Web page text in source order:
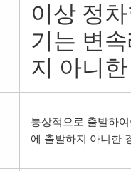
이상 정
기는 변
지 아니
통상적으로 출발하
에 출발하지 아니한